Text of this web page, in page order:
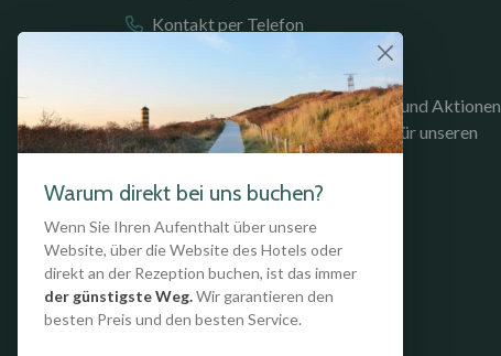
Warum direkt bei uns buchen?
Wenn Sie Ihren Aufenthalt über unsere
Website, über die Website des Hotels oder
direkt an der Rezeption buchen, ist das immer
der günstigste Weg.Wir garantieren den
besten Preis und den besten Service.
Kontakt per Telefon
Bleiben Sie über unsere Unterkünfte und Aktionen
auf dem Laufenden. Melden Sie sich für unseren
Newsletter an!